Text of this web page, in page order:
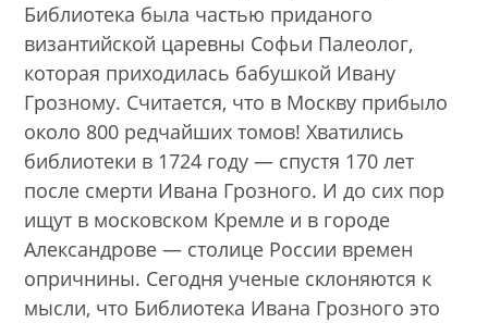
Библиотека была частью приданого
византийской царевны Софьи Палеолог,
которая приходилась бабушкой Ивану
Грозному. Считается, что в Москву прибыло
около 800 редчайших томов! Хватились
библиотеки в 1724 году — спустя 170 лет
после смерти Ивана Грозного. И до сих пор
ищут в московском Кремле и в городе
Александрове — столице России времен
опричнины. Сегодня ученые склоняются к
мысли, что Библиотека Ивана Грозного это